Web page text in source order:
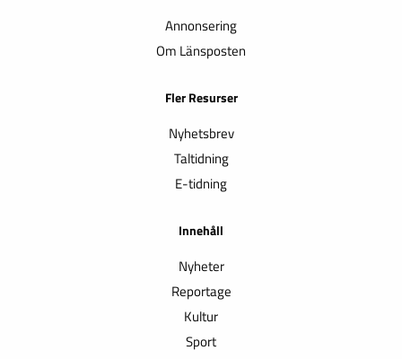
Annonsering
Om Länsposten
Fler Resurser
Nyhetsbrev
Taltidning
E-tidning
Innehåll
Nyheter
Reportage
Kultur
Sport